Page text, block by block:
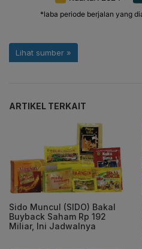
ARTIKEL TERKAIT
Sido Muncul (SIDO) Bakal
Buyback Saham Rp 192
Miliar, Ini Jadwalnya